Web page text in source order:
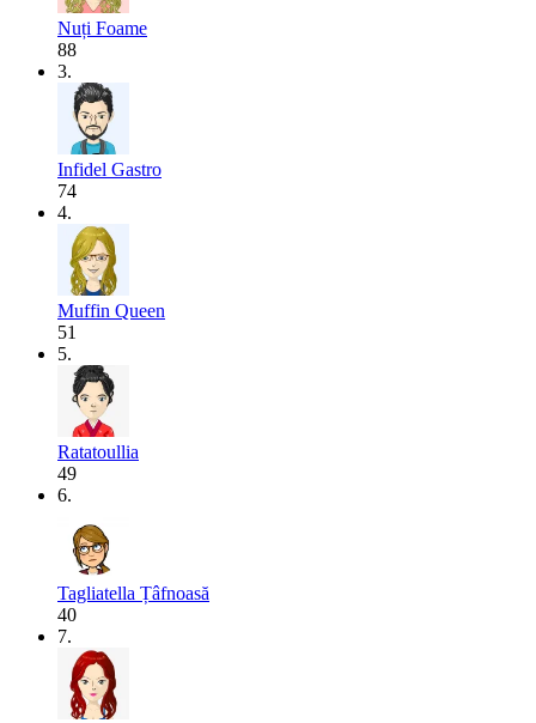
Nuți Foame
88
3.
Infidel Gastro
74
4.
Muffin Queen
51
5.
Ratatoullia
49
6.
Tagliatella Țâfnoasă
40
7.